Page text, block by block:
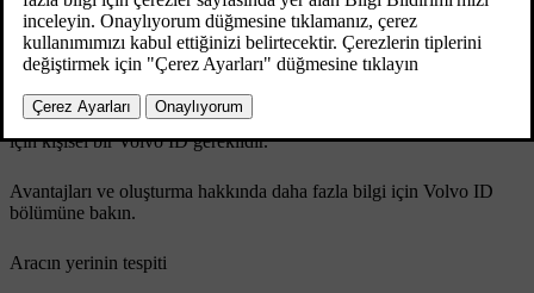
Mobil uygulama iPhone, Windows Phone ve Android telefonlar için
mevcuttur. Bu uygulamayı Apple AppStore, Windows Phone Store
ya da Google Play'den indirebilirsiniz.
Mobil uygulamayı ve Volvo'nun çevrimiçi hizmetlerini kullanmak
için kişisel bir Volvo ID gereklidir.
Avantajları ve oluşturma hakkında daha fazla bilgi için Volvo ID
bölümüne bakın.
Aracın yerinin tespiti